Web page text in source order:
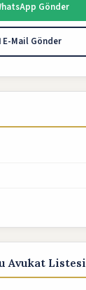
Gönder
E-Mail Gönder
Avukat Listesi